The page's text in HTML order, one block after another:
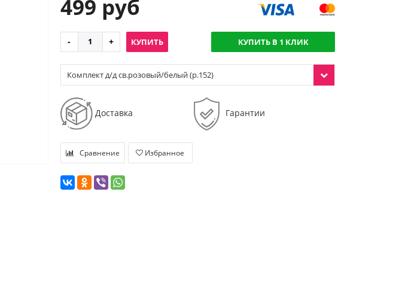
499 руб
КУПИТЬ КУПИТЬ В 1 КЛИК
Комплект д/д св.розовый/белый (р.152)
Доставка Гарантии
Сравнение Избранное